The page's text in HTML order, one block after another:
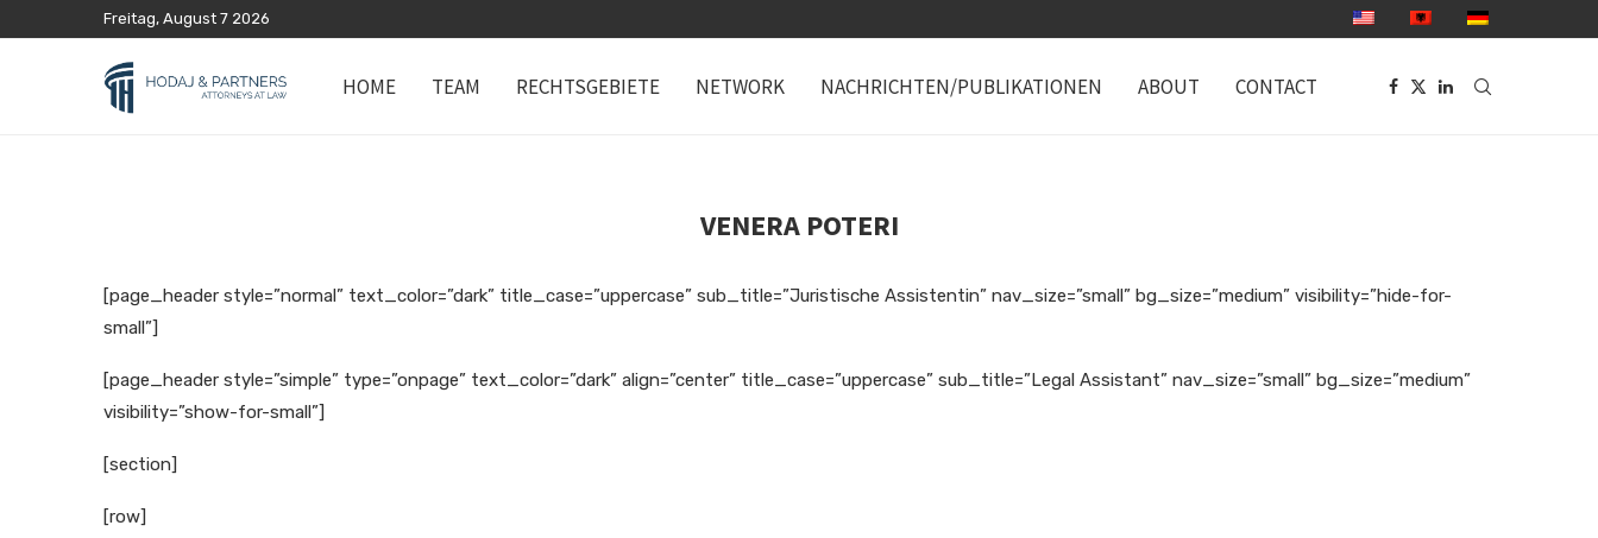
Freitag, August 7 2026
HOME TEAM RECHTSGEBIETE NETWORK NACHRICHTEN/PUBLIKATIONEN ABOUT CONTACT
VENERA POTERI
[page_header style=”normal” text_color=”dark” title_case=”uppercase” sub_title=”Juristische Assistentin” nav_size=”small” bg_size=”medium” visibility=”hide-for-
small”]
[page_header style=”simple” type=”onpage” text_color=”dark” align=”center” title_case=”uppercase” sub_title=”Legal Assistant” nav_size=”small” bg_size=”medium”
visibility=”show-for-small”]
[section]
[row]